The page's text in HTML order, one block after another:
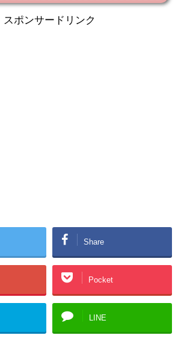
スポンサードリンク
Share
Pocket
LINE